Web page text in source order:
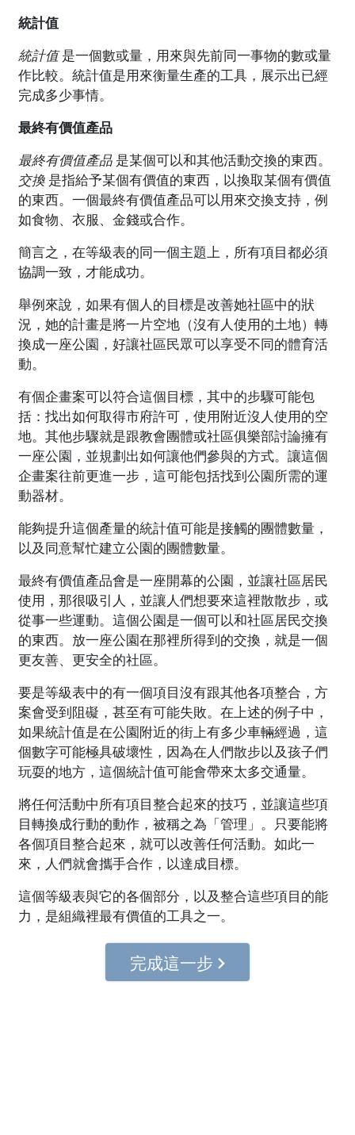
統計值
統計值是一個數或量，用來與先前同一事物的數或量
作比較。統計值是用來衡量生產的工具，展示出已經
完成多少事情。
最終有價值產品
最終有價值產品 是某個可以和其他活動交換的東西。
交換 是指給予某個有價值的東西，以換取某個有價值
的東西。一個最終有價值產品可以用來交換支持，例
如食物、衣服、金錢或合作。
簡言之，在等級表的同一個主題上，所有項目都必須
協調一致，才能成功。
舉例來說，如果有個人的目標是改善她社區中的狀
況，她的計畫是將一片空地（沒有人使用的土地）轉
換成一座公園，好讓社區民眾可以享受不同的體育活
動。
有個企畫案可以符合這個目標，其中的步驟可能包
括：找出如何取得市府許可，使用附近沒人使用的空
地。其他步驟就是跟教會團體或社區俱樂部討論擁有
一座公園，並規劃出如何讓他們參與的方式。讓這個
企畫案往前更進一步，這可能包括找到公園所需的運
動器材。
能夠提升這個產量的統計值可能是接觸的團體數量，
以及同意幫忙建立公園的團體數量。
最終有價值產品會是一座開幕的公園，並讓社區居民
使用，那很吸引人，並讓人們想要來這裡散散步，或
從事一些運動。這個公園是一個可以和社區居民交換
的東西。放一座公園在那裡所得到的交換，就是一個
更友善、更安全的社區。
要是等級表中的有一個項目沒有跟其他各項整合，方
案會受到阻礙，甚至有可能失敗。在上述的例子中，
如果統計值是在公園附近的街上有多少車輛經過，這
個數字可能極具破壞性，因為在人們散步以及孩子們
玩耍的地方，這個統計值可能會帶來太多交通量。
將任何活動中所有項目整合起來的技巧，並讓這些項
目轉換成行動的動作，被稱之為「管理」。只要能將
各個項目整合起來，就可以改善任何活動。如此一
來，人們就會攜手合作，以達成目標。
這個等級表與它的各個部分，以及整合這些項目的能
力，是組織裡最有價值的工具之一。
完成這一步